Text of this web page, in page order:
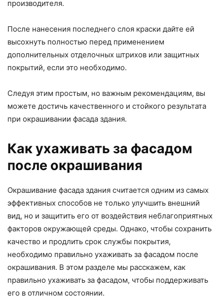
производителя.
После нанесения последнего слоя краски дайте ей
высохнуть полностью перед применением
дополнительных отделочных штрихов или защитных
покрытий, если это необходимо.
Следуя этим простым, но важным рекомендациям, вы
можете достичь качественного и стойкого результата
при окрашивании фасада здания.
Как ухаживать за фасадом
после окрашивания
Окрашивание фасада здания считается одним из самых
эффективных способов не только улучшить внешний
вид, но и защитить его от воздействия неблагоприятных
факторов окружающей среды. Однако, чтобы сохранить
качество и продлить срок службы покрытия,
необходимо правильно ухаживать за фасадом после
окрашивания. В этом разделе мы расскажем, как
правильно ухаживать за фасадом, чтобы поддерживать
его в отличном состоянии.